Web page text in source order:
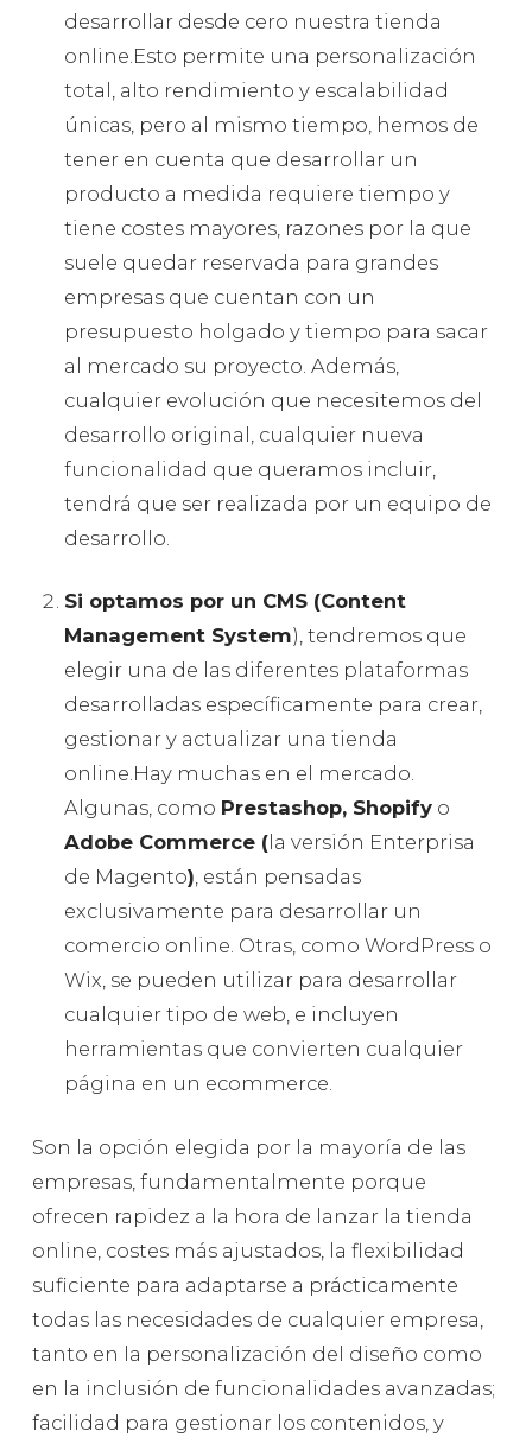
desarrollar desde cero nuestra tienda
online.Esto permite una personalización
total, alto rendimiento y escalabilidad
únicas, pero al mismo tiempo, hemos de
tener en cuenta que desarrollar un
producto a medida requiere tiempo y
tiene costes mayores, razones por la que
suele quedar reservada para grandes
empresas que cuentan con un
presupuesto holgado y tiempo para sacar
al mercado su proyecto. Además,
cualquier evolución que necesitemos del
desarrollo original, cualquier nueva
funcionalidad que queramos incluir,
tendrá que ser realizada por un equipo de
desarrollo.
Si optamos por un CMS (Content
Management System), tendremos que
elegir una de las diferentes plataformas
desarrolladas específicamente para crear,
gestionar y actualizar una tienda
online.Hay muchas en el mercado.
Algunas, como Prestashop, Shopify o
Adobe Commerce ( la versión Enterprisa
de Magento), están pensadas
exclusivamente para desarrollar un
comercio online. Otras, como WordPress o
Wix, se pueden utilizar para desarrollar
cualquier tipo de web, e incluyen
herramientas que convierten cualquier
página en un ecommerce.
Son la opción elegida por la mayoría de las
empresas, fundamentalmente porque
ofrecen rapidez a la hora de lanzar la tienda
online, costes más ajustados, la flexibilidad
suficiente para adaptarse a prácticamente
todas las necesidades de cualquier empresa,
tanto en la personalización del diseño como
en la inclusión de funcionalidades avanzadas;
facilidad para gestionar los contenidos, y